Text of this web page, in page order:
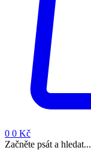
0 0 Kč
Začněte psát a hledat...